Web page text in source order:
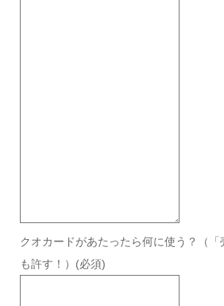
クオカードがあたったら何に使う？（
も許す！） (必須)